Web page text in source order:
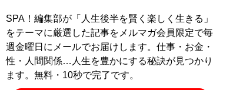
ス』編集次長及び同誌携帯サイト『週刊プロレス
mobile』編集長を務める。退社後はフリー編集ライター
としてプロレスに限らず音楽、演劇、映画などで執筆。
50団体以上のプロレス中継の実況・解説をする。酒井一
圭とはマッスルのテレビ中継解説を務めたことから知り
合い、マッスル休止後も出演舞台のレビューを執筆。今
SPA！編集部が「人生後半を賢く楽しく生きる」
をテーマに厳選した記事をメルマガ会員限定で毎
週金曜日にメールでお届けします。仕事・お金・
性・人間関係…人生を豊かにする秘訣が見つかり
ます。無料・10秒で完了です。